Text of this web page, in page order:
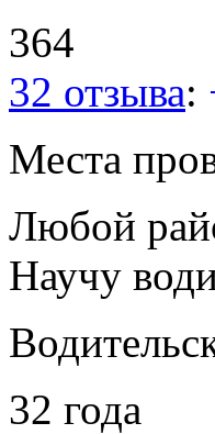
364
32 отзыва:
Места
Любой
Научу
32 года